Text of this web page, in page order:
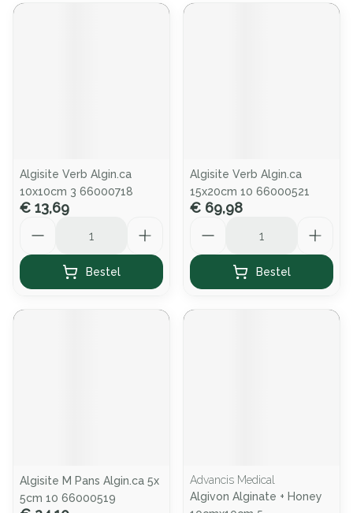
Algisite Verb Algin.ca
10x10cm 3 66000718
€ 13,69
Bestel
Algisite Verb Algin.ca
15x20cm 10 66000521
€ 69,98
Bestel
Algisite M Pans Algin.ca 5x
5cm 10 66000519
Advancis Medical
Algivon Alginate + Honey